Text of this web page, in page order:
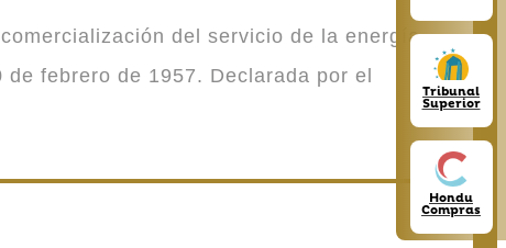
Tribunal
Superior
Hondu
Compras
del servicio de la energía
febrero de 1957. Declarada por el